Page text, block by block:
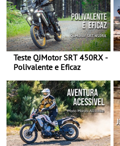
Teste QJMotor SRT 450RX -
Polivalente e Eficaz